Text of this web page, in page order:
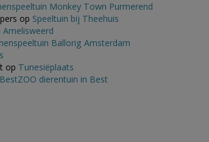
Monkey Town Purmerend
op Speeltuin bij Theehuis
Amelisweerd
Ballorig Amsterdam
op Tunesiëplaats
BestZOO dierentuin in Best